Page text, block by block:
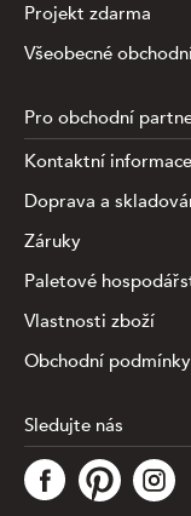
Tato stránka
analýze informací
fungování funkcí
Projekt zdarma
Všeobecné
Pro obchodní
Kontaktní informace
Doprava a
Záruky
Paletové
Vlastnosti zboží
Obchodní podmínky
Sledujte nás